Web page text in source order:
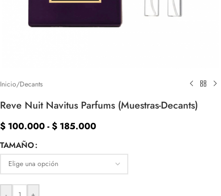
Inicio/Decants
Reve Nuit Navitus Parfums (Muestras-Decants)
$ 100.000-$ 185.000
TAMAÑO